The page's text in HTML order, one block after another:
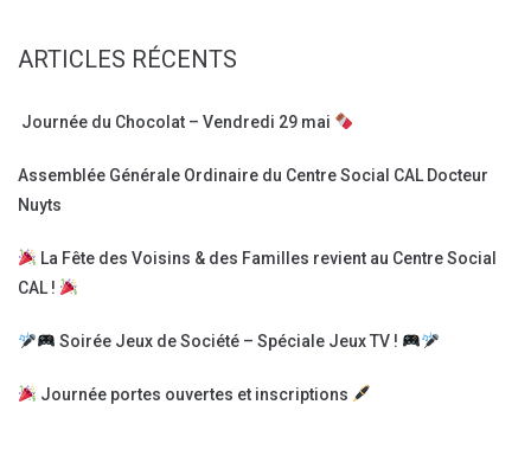
ARTICLES RÉCENTS
Journée du Chocolat – Vendredi 29 mai
Assemblée Générale Ordinaire du Centre Social CAL Docteur
Nuyts
La Fête des Voisins & des Familles revient au Centre Social
CAL !
Soirée Jeux de Société – Spéciale Jeux TV !
Journée portes ouvertes et inscriptions